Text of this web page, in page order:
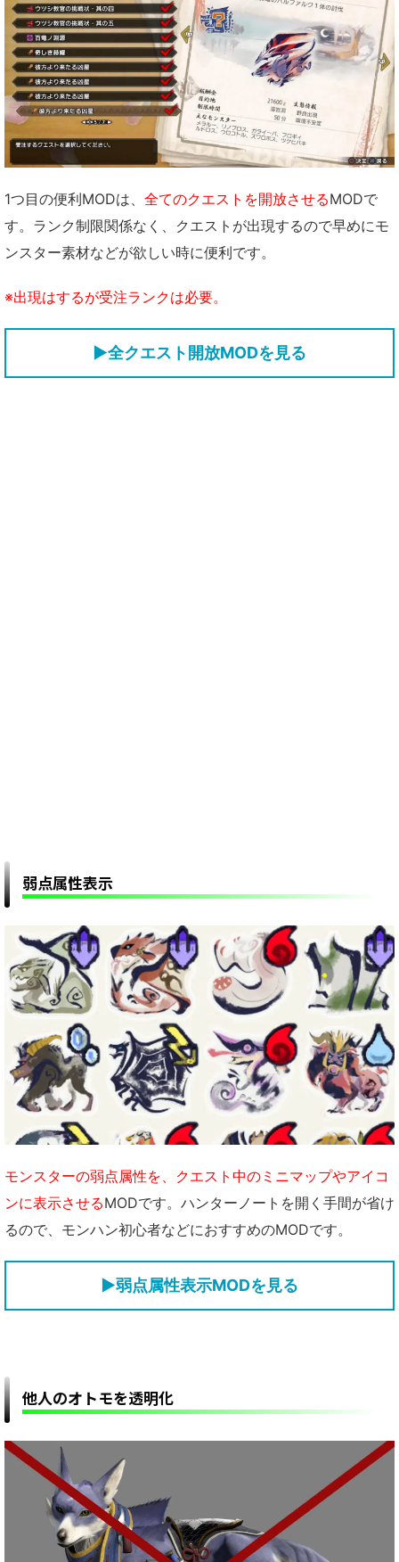
1つ目の便利MODは、 全てのクエストを開放させるMODで
す。ランク制限関係なく、クエストが出現するので早めにモ
ンスター素材などが欲しい時に便利です。
※出現はするが受注ランクは必要。
▶全クエスト開放MODを見る
弱点属性表示
モンスターの弱点属性を、クエスト中のミニマップやアイコ
ンに表示させるMODです。ハンターノートを開く手間が省け
るので、モンハン初心者などにおすすめのMODです。
▶弱点属性表示MODを見る
他人のオトモを透明化